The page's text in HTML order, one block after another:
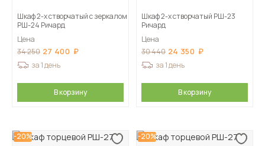
Шкаф 2-х створчатый с зеркалом
РШ-24 Ричард
Цена
34 250 27 400
за 1 день
В корзину
Шкаф 2-х створчатый РШ-23
Ричард
Цена
30 440 24 350
за 1 день
В корзину
-20% -20%